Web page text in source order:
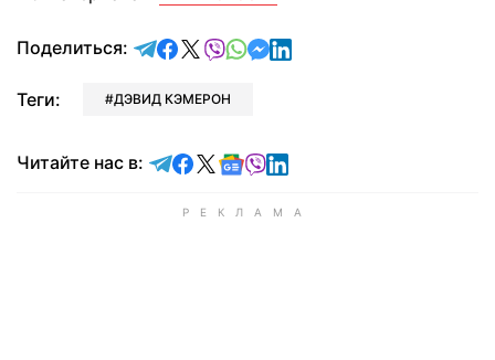
Поделиться: отправить в Telegram
поделиться в Facebook
поделиться в X
отправить в Viber
отправить в Whatsapp
отправить в Messenger
отправить в LinkedIn
Теги: ДЭВИД КЭМЕРОН
Читайте нас в: Читайте в Telegram
Читайте в Facebook
Читайте в X
Читайте в Google news
Читайте в Viber
Читайте в LinkedIn